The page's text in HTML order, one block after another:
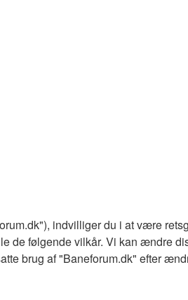
indvilliger du i at være
følgende vilkår. Vi kan ændre
brug af "Baneforum.dk" efter